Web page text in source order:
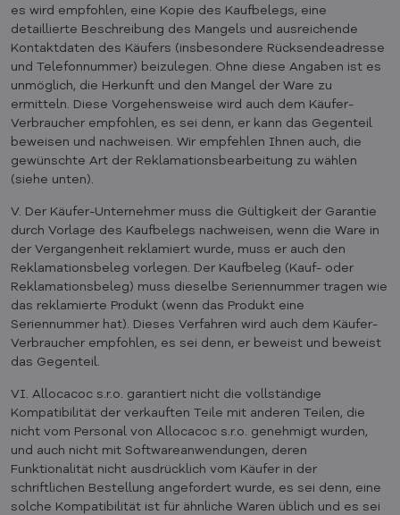
es wird empfohlen, eine Kopie des Kaufbelegs, eine
detaillierte Beschreibung des Mangels und ausreichende
Kontaktdaten des Käufers (insbesondere Rücksendeadresse
und Telefonnummer) beizulegen. Ohne diese Angaben ist es
unmöglich, die Herkunft und den Mangel der Ware zu
ermitteln. Diese Vorgehensweise wird auch dem Käufer-
Verbraucher empfohlen, es sei denn, er kann das Gegenteil
beweisen und nachweisen. Wir empfehlen Ihnen auch, die
gewünschte Art der Reklamationsbearbeitung zu wählen
(siehe unten).
V. Der Käufer-Unternehmer muss die Gültigkeit der Garantie
durch Vorlage des Kaufbelegs nachweisen, wenn die Ware in
der Vergangenheit reklamiert wurde, muss er auch den
Reklamationsbeleg vorlegen. Der Kaufbeleg (Kauf- oder
Reklamationsbeleg) muss dieselbe Seriennummer tragen wie
das reklamierte Produkt (wenn das Produkt eine
Seriennummer hat). Dieses Verfahren wird auch dem Käufer-
Verbraucher empfohlen, es sei denn, er beweist und beweist
das Gegenteil.
VI. Allocacoc s.r.o. garantiert nicht die vollständige
Kompatibilität der verkauften Teile mit anderen Teilen, die
nicht vom Personal von Allocacoc s.r.o. genehmigt wurden,
und auch nicht mit Softwareanwendungen, deren
Funktionalität nicht ausdrücklich vom Käufer in der
schriftlichen Bestellung angefordert wurde, es sei denn, eine
solche Kompatibilität ist für ähnliche Waren üblich und es sei